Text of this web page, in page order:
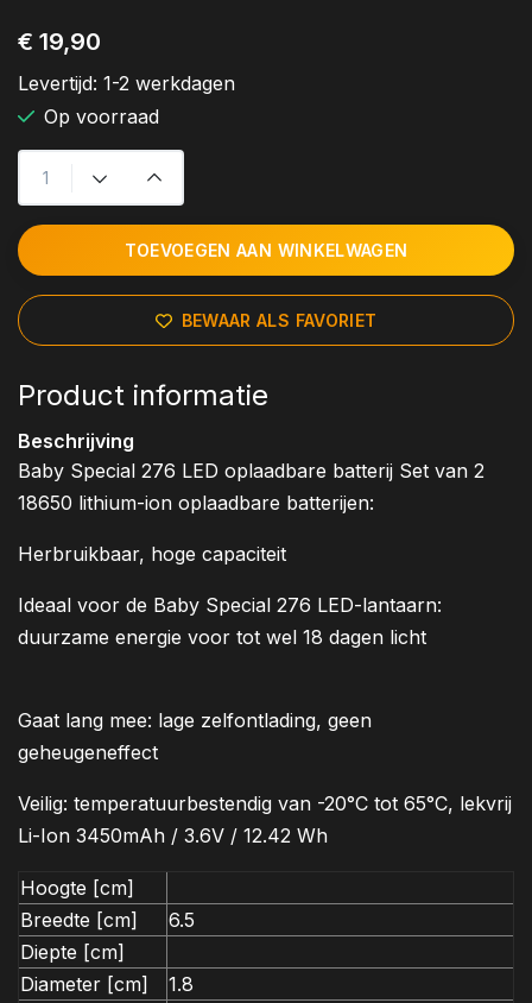
€ 19,90
Levertijd: 1-2 werkdagen
Op voorraad
TOEVOEGEN AAN WINKELWAGEN
BEWAAR ALS FAVORIET
Product informatie
Beschrijving
Baby Special 276 LED oplaadbare batterij Set van 2
18650 lithium-ion oplaadbare batterijen:
Herbruikbaar, hoge capaciteit
Ideaal voor de Baby Special 276 LED-lantaarn:
duurzame energie voor tot wel 18 dagen licht
Gaat lang mee: lage zelfontlading, geen
geheugeneffect
Veilig: temperatuurbestendig van -20°C tot 65°C, lekvrij
Li-Ion 3450mAh / 3.6V / 12.42 Wh
Hoogte [cm]
Breedte [cm]
6.5
Diepte [cm]
Diameter [cm]
1.8